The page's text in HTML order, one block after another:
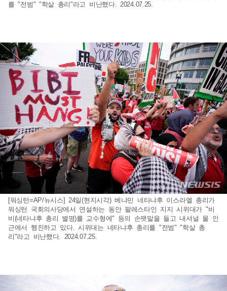
를 "전범" "학살 총리"라고 비난했다. 2024.07.25.
[워싱턴=AP/뉴시스] 24일(현지시각) 베냐민 네타냐후 이스라엘 총리가
워싱턴 국회의사당에서 연설하는 동안 팔레스타인 지지 시위대가 "비
비(네타냐후 총리 별명)를 교수형에" 등의 손팻말을 들고 내셔널 몰 인
근에서 행진하고 있다. 시위대는 네타냐후 총리를 "전범" "학살 총
리"라고 비난했다. 2024.07.25.